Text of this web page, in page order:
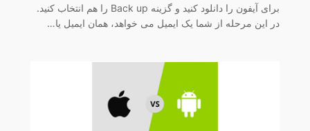
برای آیفون را دانلود کنید و گزینه Back up را هم انتخاب کنید.
در این مرحله از شما یک ایمیل می خواهد، همان ایمیل یا…